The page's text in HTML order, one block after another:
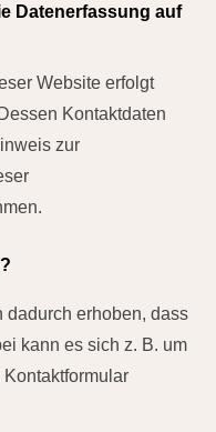
Datenerfassung auf
Website erfolgt
Kontaktdaten
zur
dadurch erhoben, dass
kann es sich z. B. um